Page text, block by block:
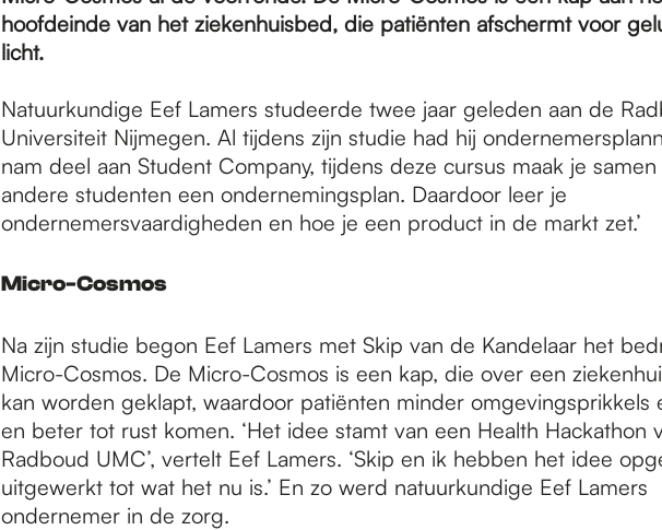
hoofdeinde van het ziekenhuisbed, die patiënten afschermt voor
licht.
Natuurkundige Eef Lamers studeerde twee jaar geleden aan de
Universiteit Nijmegen. Al tijdens zijn studie had hij
nam deel aan Student Company, tijdens deze cursus maak je
andere studenten een ondernemingsplan. Daardoor leer je
ondernemersvaardigheden en hoe je een product in de markt zet.’
Micro-Cosmos
Na zijn studie begon Eef Lamers met Skip van de Kandelaar het
Micro-Cosmos. De Micro-Cosmos is een kap, die over een
kan worden geklapt, waardoor patiënten minder omgevingsprikkels
en beter tot rust komen. ‘Het idee stamt van een Health Hackathon
Radboud UMC’, vertelt Eef Lamers. ‘Skip en ik hebben het idee
uitgewerkt tot wat het nu is.’ En zo werd natuurkundige Eef Lamers
ondernemer in de zorg.